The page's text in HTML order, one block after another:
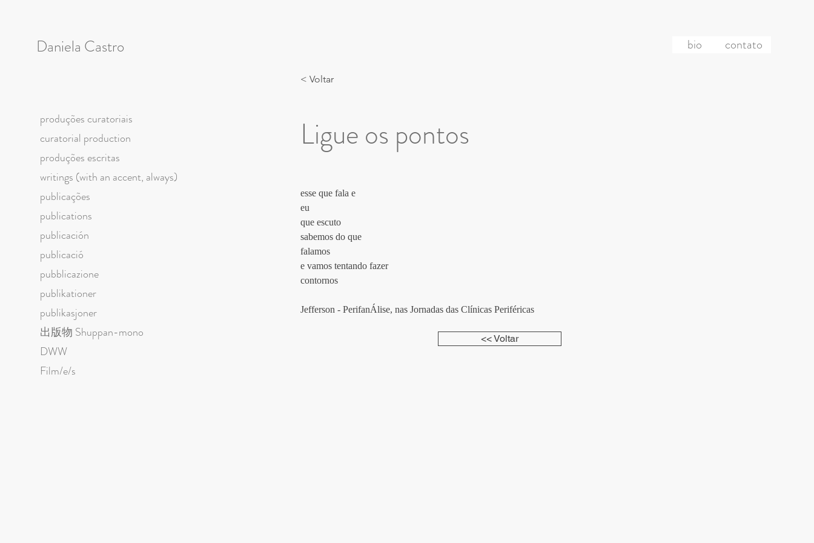
produções curatoriais
curatorial production
produções escritas
writings (with an accent, always)
publicações
publications
publicación
publicació
pubblicazione
publikationer
publikasjoner
出版物 Shuppan-mono
DWW
Film/e/s
Daniela Castro bio contato
< Voltar
Ligue os pontos
esse que fala e
eu
que escuto
sabemos do que
falamos
e vamos tentando fazer
contornos
Jefferson - PerifanÁlise, nas Jornadas das Clínicas Periféricas
<< Voltar